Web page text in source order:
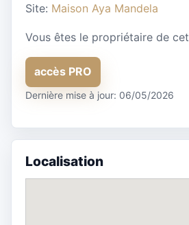
Site: Maison Aya Mandela
Vous êtes le propriétaire de
accès PRO
Dernière mise à jour: 06/05/2026
Localisation